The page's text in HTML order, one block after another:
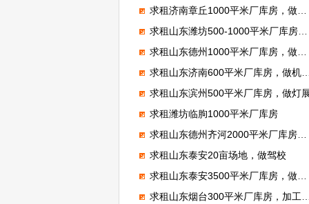
求租济南章丘1000平米厂库房，做食品厂
求租山东潍坊500-1000平米厂库房，做仓储
求租山东德州1000平米厂库房，做培训
求租山东济南600平米厂库房，做机械加工
求租山东滨州500平米厂库房，做灯
求租潍坊临朐1000平米厂库房
求租山东德州齐河2000平米厂库房，做消防器材
求租山东泰安20亩场地，做驾校
求租山东泰安3500平米厂库房，做新型材料
求租山东烟台300平米厂库房，加工玻璃